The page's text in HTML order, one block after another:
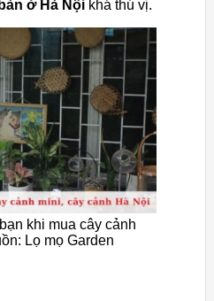
ở Hà Nội khá thú vị.
khi mua cây cảnh
Lọ mọ Garden